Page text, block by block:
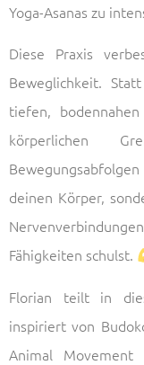
Yoga-Asanas zu
Diese Praxis
Beweglichkeit.
tiefen,
körperlichen
deinen Körper,
Fähigkeiten schulst.
Florian teilt in
inspiriert von
Animal